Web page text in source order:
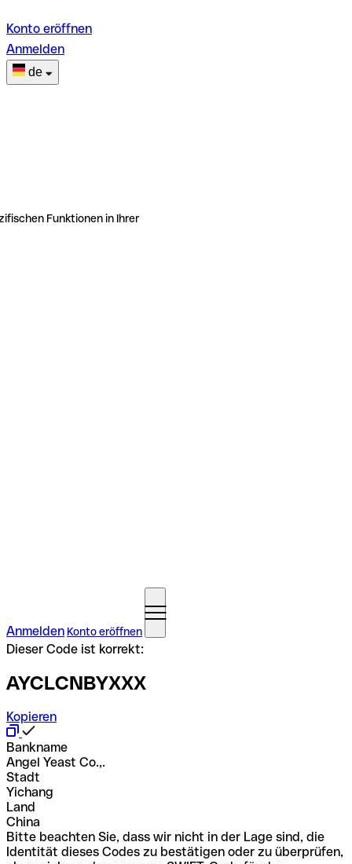
Konto eröffnen
Anmelden
de
Funktionen in Ihrer
Anmelden Konto eröffnen
Dieser Code ist korrekt:
AYCLCNBYXXX
Kopieren
Bankname
Angel Yeast Co.,.
Stadt
Yichang
Land
China
Bitte beachten Sie, dass wir nicht in der Lage sind, die
Identität dieses Codes zu bestätigen oder zu überprüfen,